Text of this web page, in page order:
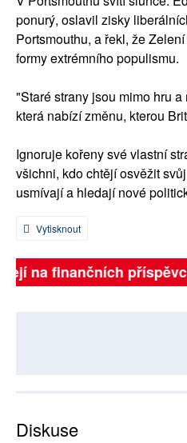
ponurý, oslavil zisky
Portsmouthu, a řekl, že
formy extrémního populismu.
"Staré strany jsou mimo hru
která nabízí změnu, kterou
Ignoruje kořeny své vlastní
všichni, kdo chtějí osvěžit
usmívají a hledají nové
Vytisknout
na finančních
Diskuse